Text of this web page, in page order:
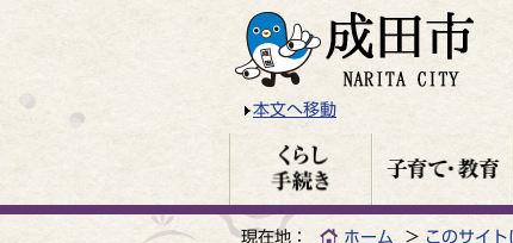
本文へ移動
現在地： ホーム このサイト